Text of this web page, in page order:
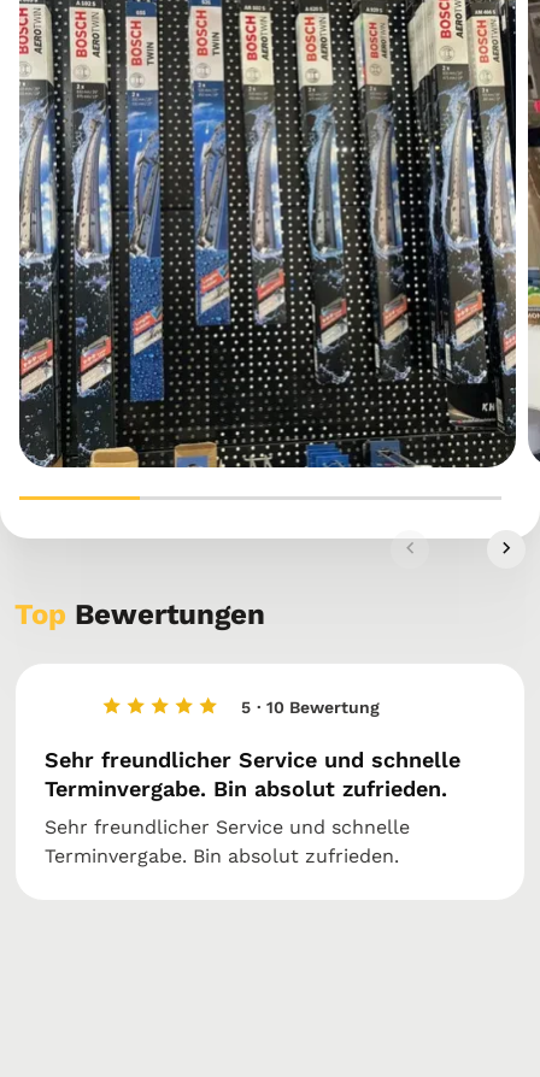
Top Bewertungen
5 · 10 Bewertung
Sehr freundlicher Service und schnelle
Terminvergabe. Bin absolut zufrieden.
Sehr freundlicher Service und schnelle
Terminvergabe. Bin absolut zufrieden.